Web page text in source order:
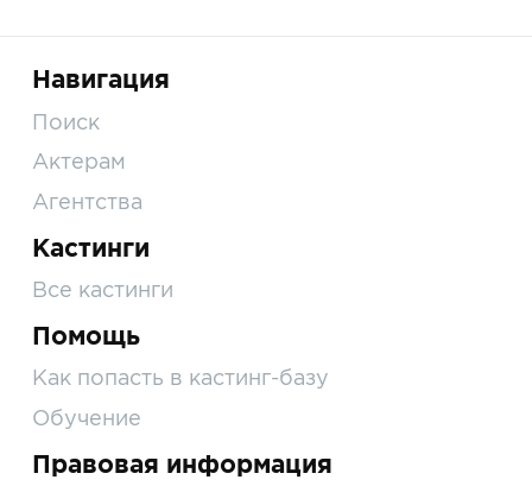
Навигация
Поиск
Актерам
Агентства
Кастинги
Все кастинги
Помощь
Как попасть в кастинг-базу
Обучение
Правовая информация